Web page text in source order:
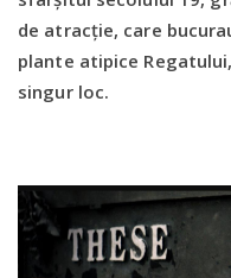
de atracție, care
plante atipice
singur loc.